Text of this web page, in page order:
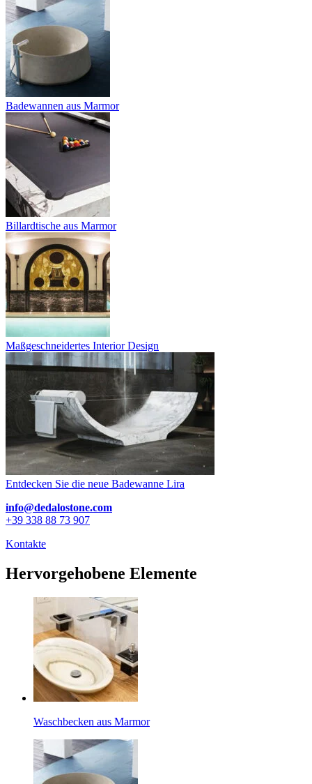
Badewannen aus Marmor
Billardtische aus Marmor
Maßgeschneidertes Interior Design
Entdecken Sie die neue Badewanne Lira
info@dedalostone.com
+39 338 88 73 907
Kontakte
Hervorgehobene Elemente
Waschbecken aus Marmor